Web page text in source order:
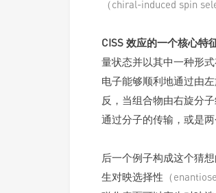
（chiral-induced spin
CISS 效应的一个核心特
量状态并以其中一种形
电子能够顺利地通过由
反，当组合物由右旋分
通过分子的传输，或是
后一个例子构成这个猜
生对映选择性 （